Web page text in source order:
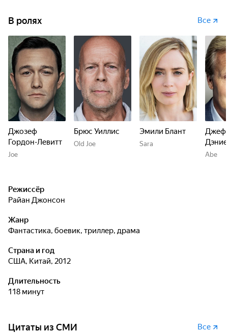
В ролях Все
Джозеф
Гордон-Левитт
Joe
Брюс Уиллис
Old Joe
Эмили Блант
Sara
Abe
Режиссёр
Райан Джонсон
Жанр
фантастика, боевик, триллер, драма
Страна и год
США, Китай, 2012
Длительность
118 минут
Цитаты из СМИ Все